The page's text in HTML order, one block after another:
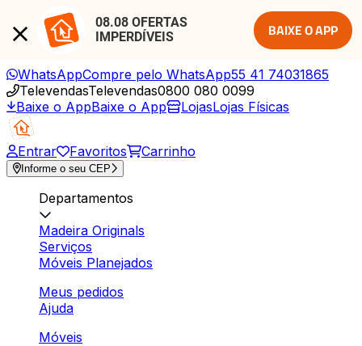
08.08 OFERTAS
IMPERDÍVEIS
BAIXE O APP
WhatsAppCompre pelo WhatsApp55 41 74031865
TelevendasTelevendas0800 080 0099
Baixe o AppBaixe o App LojasLojas Físicas
Entrar Favoritos Carrinho
Informe o seu CEP
Departamentos
Madeira Originals
Serviços
Móveis Planejados
Meus pedidos
Ajuda
Móveis